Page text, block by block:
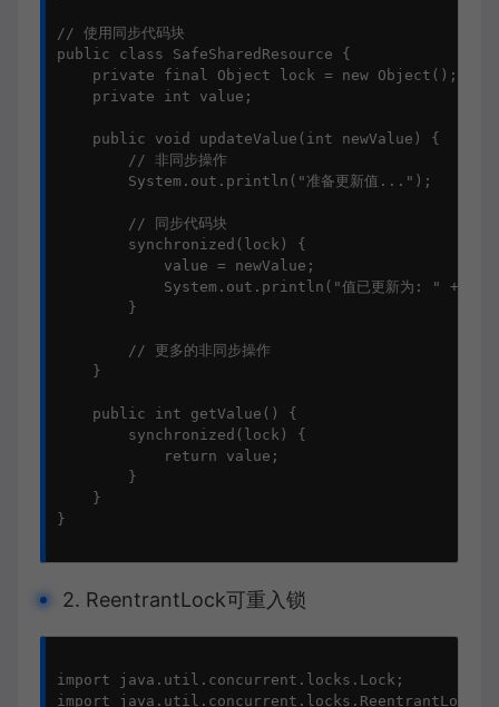
// 使用同步代码块
public class SafeSharedResource {
    private final Object lock = new Object();
    private int value;
    public void updateValue(int newValue) {
        // 非同步操作
        System.out.println("准备更新值...");
        // 同步代码块
        synchronized(lock) {
            value = newValue;
System.out.println("值已更新为: " +
        }
        // 更多的非同步操作
    }
    public int getValue() {
        synchronized(lock) {
            return value;
        }
    }
}
2. ReentrantLock可重入锁
import java.util.concurrent.locks.Lock;
import java.util.concurrent.locks.ReentrantLock;